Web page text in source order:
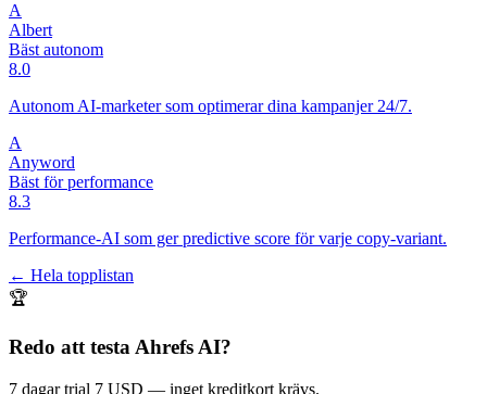
A
Albert
Bäst autonom
8.0
Autonom AI-marketer som optimerar dina kampanjer 24/7.
A
Anyword
Bäst för performance
8.3
Performance-AI som ger predictive score för varje copy-variant.
← Hela topplistan
🏆
Redo att testa Ahrefs AI?
7 dagar trial 7 USD — inget kreditkort krävs.